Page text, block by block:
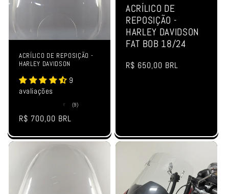
ACRÍLICO DE REPOSIÇÃO -
HARLEY DAVIDSON
9
avaliações
(9)9
Preço
R$ 700,00 BRL
ACRÍLICO DE
REPOSIÇÃO -
HARLEY DAVIDSON
FAT BOB 18/24
Preço
R$ 650,00 BRL